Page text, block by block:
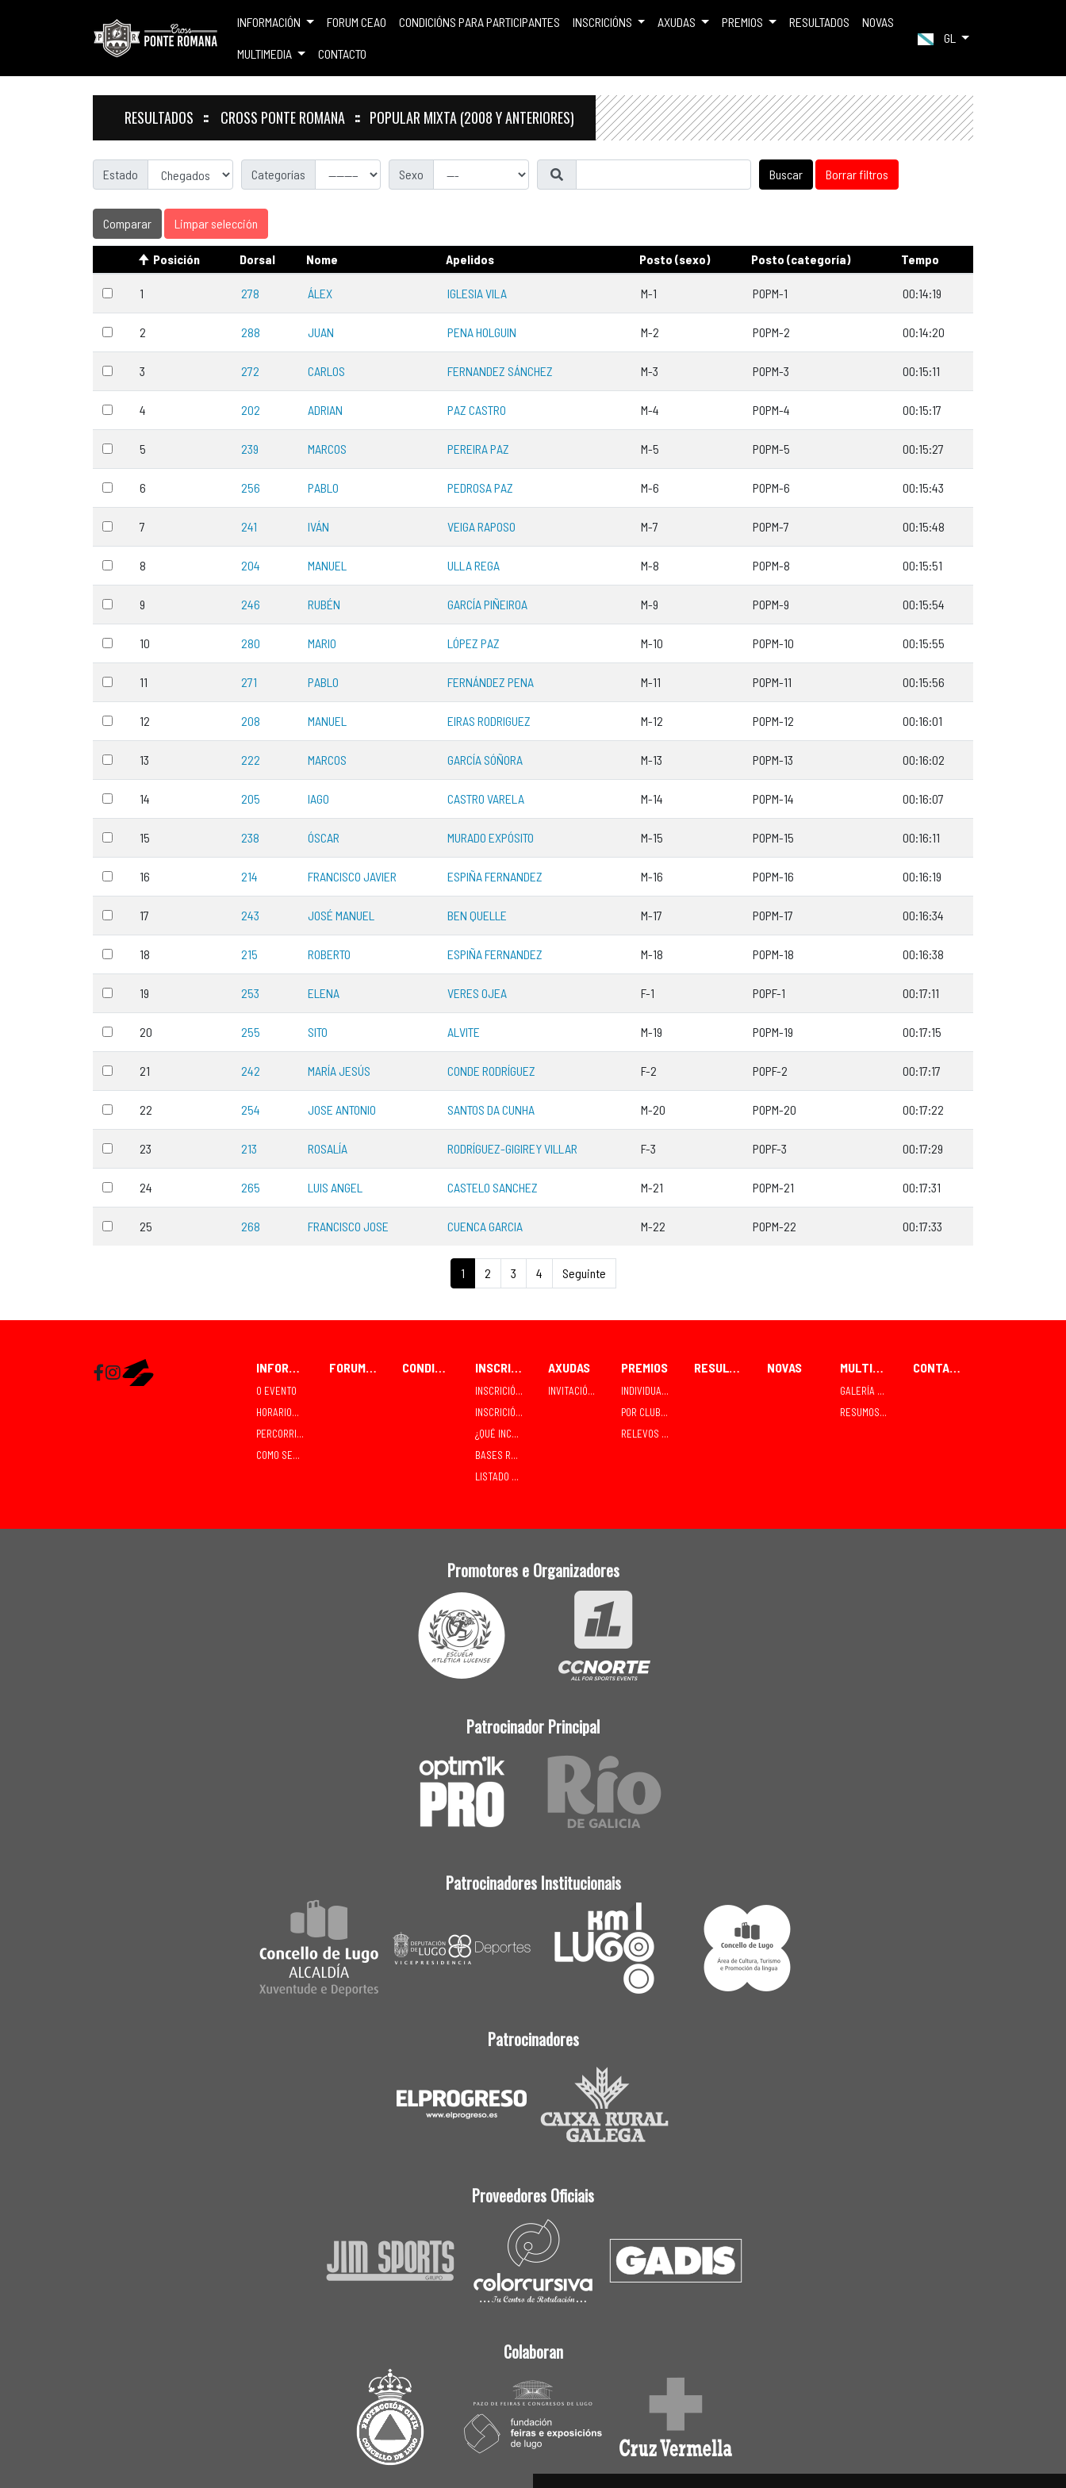
INFORMACIÓN FORUM CEAO CONDICIÓNS PARA PARTICIPANTES INSCRICIÓNS AXUDAS PREMIOS RESULTADOS NOVAS
MULTIMEDIA CONTACTO
GL
RESULTADOS CROSS PONTE ROMANA POPULAR MIXTA (2008 Y ANTERIORES)
Estado Categorías Sexo Buscar Borrar filtros
Comparar Limpar selección
Posición Dorsal Nome Apelidos Posto (sexo) Posto (categoría) Tempo
1 278 ÁLEX IGLESIA VILA M-1 POPM-1 00:14:19
2 288 JUAN PENA HOLGUIN M-2 POPM-2 00:14:20
3 272 CARLOS FERNANDEZ SÁNCHEZ M-3 POPM-3 00:15:11
4 202 ADRIAN PAZ CASTRO M-4 POPM-4 00:15:17
5 239 MARCOS PEREIRA PAZ M-5 POPM-5 00:15:27
6 256 PABLO PEDROSA PAZ M-6 POPM-6 00:15:43
7 241 IVÁN VEIGA RAPOSO M-7 POPM-7 00:15:48
8 204 MANUEL ULLA REGA M-8 POPM-8 00:15:51
9 246 RUBÉN GARCÍA PIÑEIROA M-9 POPM-9 00:15:54
10 280 MARIO LÓPEZ PAZ M-10 POPM-10 00:15:55
11 271 PABLO FERNÁNDEZ PENA M-11 POPM-11 00:15:56
12 208 MANUEL EIRAS RODRIGUEZ M-12 POPM-12 00:16:01
13 222 MARCOS GARCÍA SÓÑORA M-13 POPM-13 00:16:02
14 205 IAGO CASTRO VARELA M-14 POPM-14 00:16:07
15 238 ÓSCAR MURADO EXPÓSITO M-15 POPM-15 00:16:11
16 214 FRANCISCO JAVIER ESPIÑA FERNANDEZ M-16 POPM-16 00:16:19
17 243 JOSÉ MANUEL BEN QUELLE M-17 POPM-17 00:16:34
18 215 ROBERTO ESPIÑA FERNANDEZ M-18 POPM-18 00:16:38
19 253 ELENA VERES OJEA F-1 POPF-1 00:17:11
20 255 SITO ALVITE M-19 POPM-19 00:17:15
21 242 MARÍA JESÚS CONDE RODRÍGUEZ F-2 POPF-2 00:17:17
22 254 JOSE ANTONIO SANTOS DA CUNHA M-20 POPM-20 00:17:22
23 213 ROSALÍA RODRÍGUEZ-GIGIREY VILLAR F-3 POPF-3 00:17:29
24 265 LUIS ANGEL CASTELO SANCHEZ M-21 POPM-21 00:17:31
25 268 FRANCISCO JOSE CUENCA GARCIA M-22 POPM-22 00:17:33
1 2 3 4 Seguinte
INFORMACIÓN
O EVENTO
HORARIOS E COMPETICIÓNS
PERCORRIDOS
COMO SEGUIR O CROSS?
FORUM CEAO CONDICIÓNS PARA PARTICIPANTES INSCRICIÓNS
INSCRICIÓN / RECOLLIDA INDIVIDUAL
INSCRICIÓN / RECOLLIDA EN GRUPO - CLUBES
¿QUÉ INCLÚE A INSCRICIÓN?
BASES RELEVOS MIXTOS SÁBADO
LISTADO DE INSCRITOS
AXUDAS
INVITACIÓNS E CONTRATACIÓNS
PREMIOS
INDIVIDUAIS
POR CLUBES
RELEVOS MIXTOS
RESULTADOS NOVAS MULTIMEDIA
GALERÍA FOTOGRÁFICA
RESUMOS TVE TELEDEPORTE
CONTACTO
Facebook
InstagramRaceMapp
Promotores e Organizadores
Patrocinador Principal
Patrocinadores Institucionais
Patrocinadores
Proveedores Oficiais
Colaboran